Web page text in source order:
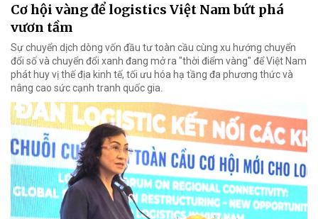
Cơ hội vàng để logistics Việt Nam bứt phá
vươn tầm
Sự chuyển dịch dòng vốn đầu tư toàn cầu cùng xu hướng chuyển
đổi số và chuyển đổi xanh đang mở ra "thời điểm vàng" để Việt Nam
phát huy vị thế địa kinh tế, tối ưu hóa hạ tầng đa phương thức và
nâng cao sức cạnh tranh quốc gia.